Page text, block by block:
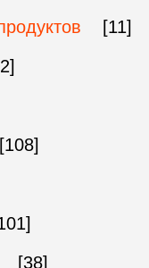
[11]
[108]
[38]